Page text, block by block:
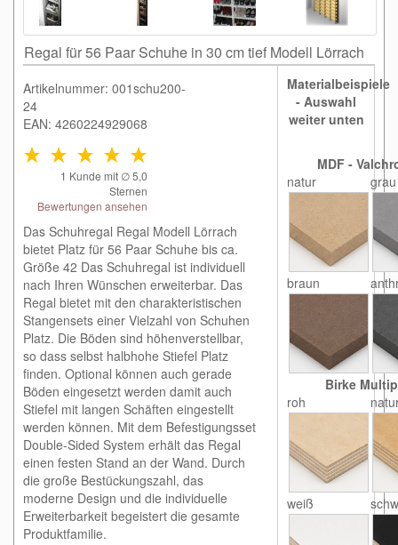
Regal für 56 Paar Schuhe in 30 cm tief Modell Lörrach
Artikelnummer: 001schu200-
24
EAN: 4260224929068
1 Kunde mit ∅5,0
Sternen
Bewertungen ansehen
Das Schuhregal Regal Modell Lörrach
bietet Platz für 56 Paar Schuhe bis ca.
Größe 42 Das Schuhregal ist individuell
nach Ihren Wünschen erweiterbar. Das
Regal bietet mit den charakteristischen
Stangensets einer Vielzahl von Schuhen
Platz. Die Böden sind höhenverstellbar,
so dass selbst halbhohe Stiefel Platz
finden. Optional können auch gerade
Böden eingesetzt werden damit auch
Stiefel mit langen Schäften eingestellt
werden können. Mit dem Befestigungsset
Double-Sided System erhält das Regal
einen festen Stand an der Wand. Durch
die große Bestückungszahl, das
moderne Design und die individuelle
Erweiterbarkeit begeistert die gesamte
Produktfamilie.
Materialbeispiele
- Auswahl
weiter unten
MDF -
natur
grau
braun
Birke
roh
weiß